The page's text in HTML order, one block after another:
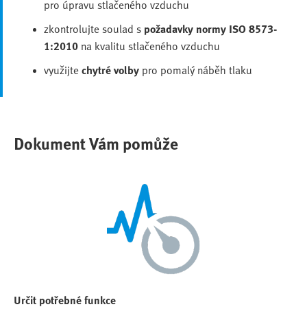
pro úpravu stlačeného vzduchu
zkontrolujte soulad s požadavky normy ISO 8573-
1:2010 na kvalitu stlačeného vzduchu
využijtechytré volby pro pomalý náběh tlaku
Dokument Vám pomůže
Určit potřebné funkce